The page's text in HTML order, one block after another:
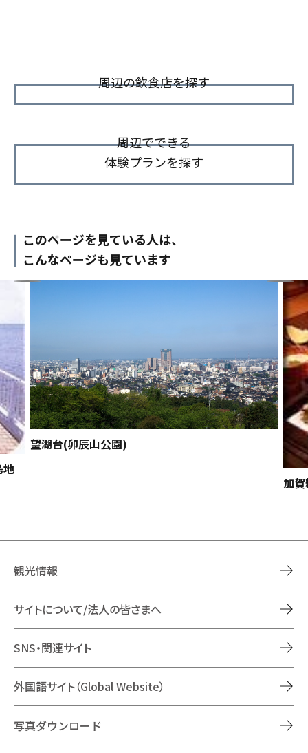
周辺の飲食店を探す
周辺でできる
体験プランを探す
このページを見ている人は、
こんなページも見ています
地
望湖台(卯辰山公園)
加
観光情報
サイトについて/法人の皆さまへ
SNS・関連サイト
外国語サイト（Global Website）
写真ダウンロード